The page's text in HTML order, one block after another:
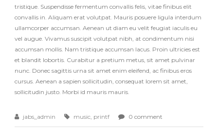
tristique. Suspendisse fermentum convallis felis, vitae finibus elit
convallis in. Aliquam erat volutpat. Mauris posuere ligula interdum
ullamcorper accumsan. Aenean ut diam eu velit feugiat iaculis eu
vel augue. Vivamus suscipit volutpat nibh, at condimentum nisi
accumsan mollis. Nam tristique accumsan lacus. Proin ultricies est
et blandit lobortis. Curabitur a pretium metus, sit amet pulvinar
nunc. Donec sagittis urna sit amet enim eleifend, ac finibus eros
cursus. Aenean a sapien sollicitudin, consequat lorem sit amet,
sollicitudin justo. Morbi id mauris mauris.
jabs_admin music, printf 0 comment